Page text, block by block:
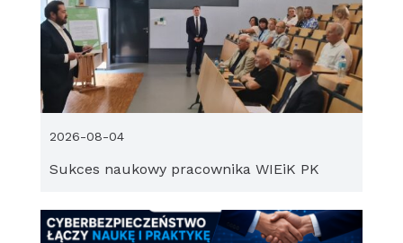
Sukces naukowy pracownika WIEiK PK
2026-08-04